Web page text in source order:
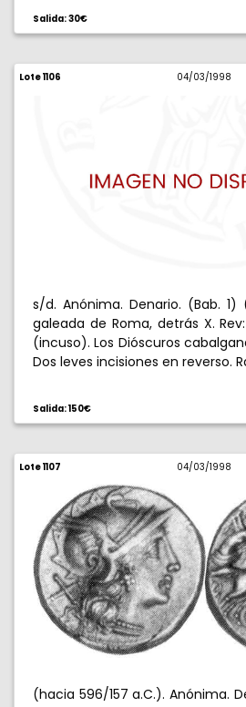
Salida: 30€
Lote 1106 04/03/1998
s/d. Anónima. Denario. (Bab. 1)
galeada de Roma, detrás X.
(incuso). Los Dióscuros
Dos leves incisiones en reverso.
Salida: 150€
Lote 1107 04/03/1998
(hacia 596/157 a.C.). Anónima.